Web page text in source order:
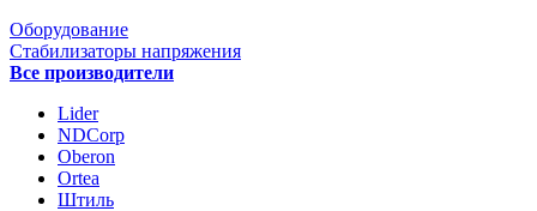
Оборудование
Стабилизаторы напряжения
Все производители
Lider
NDCorp
Oberon
Ortea
Штиль